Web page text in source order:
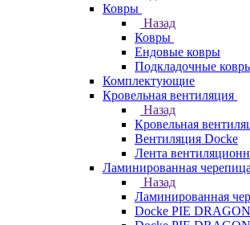
Ковры
Назад
Ковры
Ендовые ковры
Подкладочные
Комплектующие
Кровельная вентиляция
Назад
Кровельная
Вентиляция Docke
Лента
Ламинированная черепица
Назад
Ламинированная
Docke PIE DRAGON